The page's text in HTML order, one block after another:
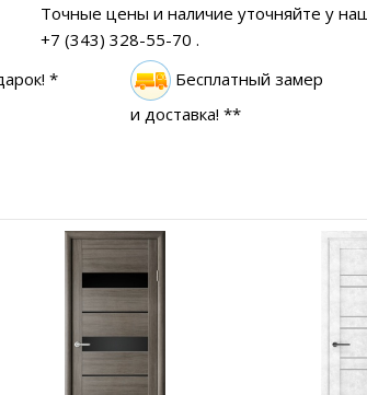
Точные цены и наличие уточняйте у
+7 (343) 328-55-70 .
*
Бесплатный замер
и доставка! **